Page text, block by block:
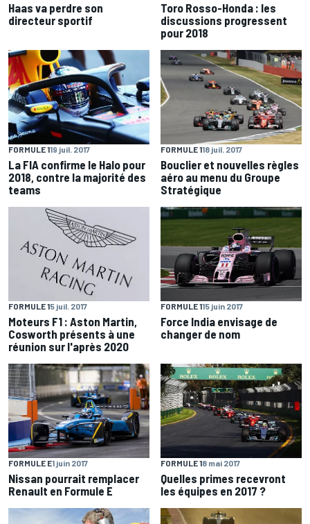
Haas va perdre son
directeur sportif
Toro Rosso-Honda : les
discussions progressent
pour 2018
FORMULE 119 juil. 2017
La FIA confirme le Halo pour
2018, contre la majorité des
teams
FORMULE 118 juil. 2017
Bouclier et nouvelles règles
aéro au menu du Groupe
Stratégique
FORMULE 15 juil. 2017
Moteurs F1 : Aston Martin,
Cosworth présents à une
réunion sur l'après 2020
FORMULE 115 juin 2017
Force India envisage de
changer de nom
FORMULE E1 juin 2017
Nissan pourrait remplacer
Renault en Formule E
FORMULE 18 mai 2017
Quelles primes recevront
les équipes en 2017 ?